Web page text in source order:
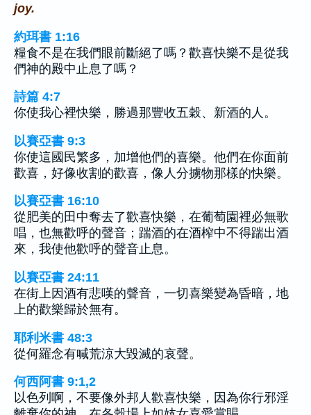
joy.
約珥書 1:16
糧食不是在我們眼前斷絕了嗎？歡喜快樂不是從我
們神的殿中止息了嗎？
詩篇 4:7
你使我心裡快樂，勝過那豐收五穀、新酒的人。
以賽亞書 9:3
你使這國民繁多，加增他們的喜樂。他們在你面前
歡喜，好像收割的歡喜，像人分擄物那樣的快樂。
以賽亞書 16:10
從肥美的田中奪去了歡喜快樂，在葡萄園裡必無歌
唱，也無歡呼的聲音；踹酒的在酒榨中不得踹出酒
來，我使他歡呼的聲音止息。
以賽亞書 24:11
在街上因酒有悲嘆的聲音，一切喜樂變為昏暗，地
上的歡樂歸於無有。
耶利米書 48:3
從何羅念有喊荒涼大毀滅的哀聲。
何西阿書 9:1,2
以色列啊，不要像外邦人歡喜快樂，因為你行邪淫